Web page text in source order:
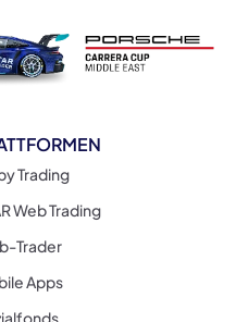
Trading
Web Trading
Trader
Apps